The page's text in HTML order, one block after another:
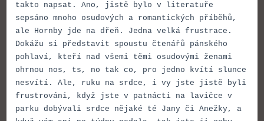
takto napsat. Ano, jistě bylo v literatuře
sepsáno mnoho osudových a romantických příběhů,
ale Hornby jde na dřeň. Jedna velká frustrace.
Dokážu si představit spoustu čtenářů pánského
pohlaví, kteří nad všemi těmi osudovými ženami
ohrnou nos, ts, no tak co, pro jedno kvítí slunce
nesvítí. Ale, ruku na srdce, i vy jste jistě byli
frustrováni, když jste v patnácti na lavičce v
parku dobývali srdce nějaké té Jany či Anežky, a